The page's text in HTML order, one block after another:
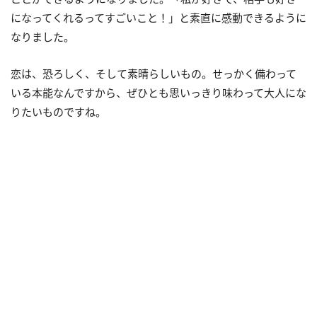
になってくれるってすごいこと！」と素直に感動できるように
なりました。
恋は、恐ろしく、そして素晴らしいもの。せっかく備わって
いる本能なんですから、ぜひとも思いっきり味わって大人にな
りたいものですね。